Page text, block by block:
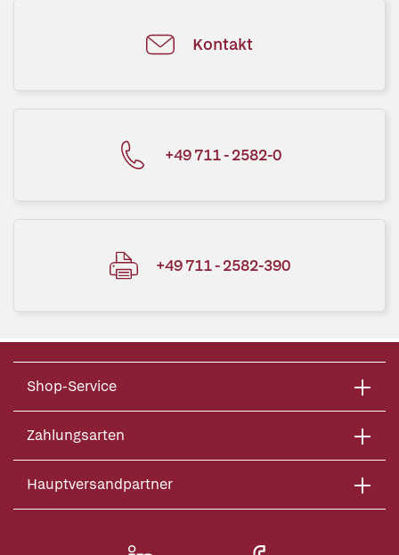
Kontakt
+49 711 - 2582-0
+49 711 - 2582-390
Shop-Service
Zahlungsarten
Hauptversandpartner